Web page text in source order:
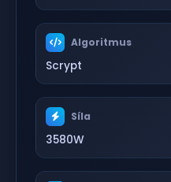
Algoritmus
Scrypt
Síla
3580W